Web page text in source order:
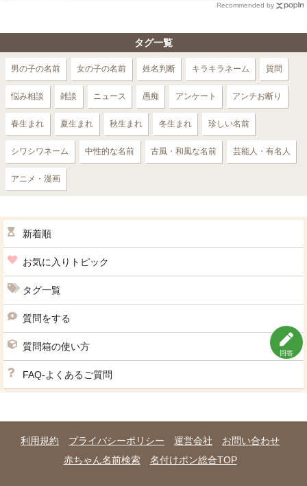
回答
Recommended by
タグ一覧
男の子の名前 女の子の名前 姓名判断 キラキラネーム 質問
悩み相談 雑談 ニュース 愚痴 アンケート アンチお断り
春生まれ 夏生まれ 秋生まれ 冬生まれ 珍しい名前
シワシワネーム 中性的な名前 古風・和風な名前 芸能人・有名人
アニメ・漫画
新着順
お気に入りトピック
タグ一覧
質問をする
質問箱の使い方
FAQ-よくあるご質問
利用規約 プライバシーポリシー 運営会社
お問い合わせ
赤ちゃん名前検索
名付けポン総合TOP